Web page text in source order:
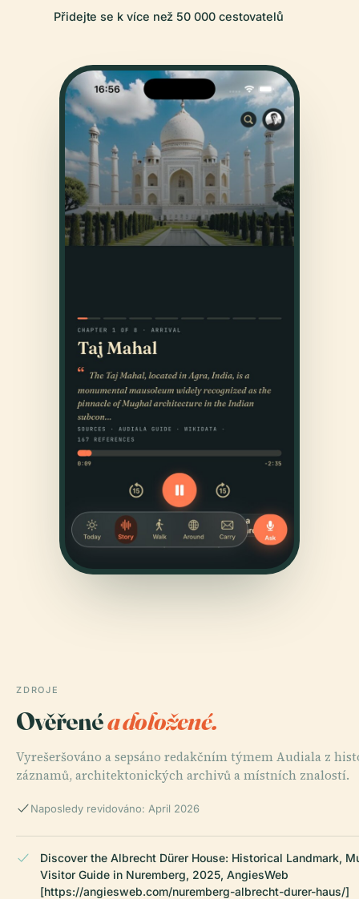
Přidejte se k více než 50 000 cestovatelů
ZDROJE
Ověřenéa doložené.
Vyrešeršováno a sepsáno redakčním týmem Audiala z
záznamů, architektonických archivů a místních znalostí.
Naposledy revidováno: April 2026
Discover the Albrecht Dürer House: Historical Landmark,
Visitor Guide in Nuremberg, 2025, AngiesWeb
[https://angiesweb.com/nuremberg-albrecht-durer-haus/]